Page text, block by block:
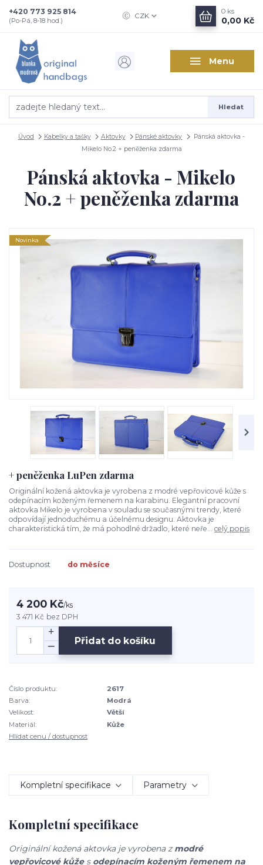
Menu
CZK
Hledat
+420 773 925 814
(Po-Pá, 8-18 hod.)
0 ks
0,00 Kč
Úvod Kabelky a tašky Aktovky Pánské aktovky
Pánská aktovka -
Mikelo No.2 + peněženka zdarma
Pánská aktovka - Mikelo
No.2 + peněženka zdarma
Novinka
+ peněženka LuPen zdarma
Originální kožená aktovka je vyrobena z modré vepřovicové kůže s
odepínacím koženým řemenem na karabinu. Elegantní pracovní
aktovka Mikelo je vyrobena v souladu se současnými trendy, které
odpovídají jednoduchému a účelnému designu. Aktovka je
charakteristická tím, že má pohodlné držadlo, které neře... celý popis
Dostupnost do měsíce
4 200 Kč/ks
3 471 Kč bez DPH
Přidat do košíku
Číslo produktu:
2617
Barva:
Modrá
Velikost:
Větší
Materiál:
Kůže
Hlídat cenu / dostupnost
Kompletní specifikace Parametry
Kompletní specifikace
Originální kožená aktovka je vyrobena z modré
vepřovicové kůžes odepínacím koženým řemenem na